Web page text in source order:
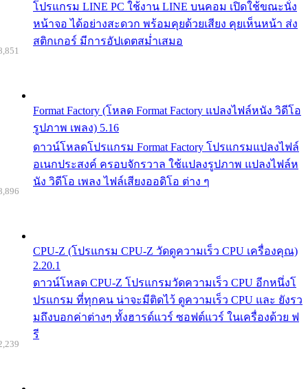
โปรแกรม LINE PC ใช้งาน LINE บนคอม เปิดใช้ขณะนั่ง
หน้าจอ ได้อย่างสะดวก พร้อมคุยด้วยเสียง คุยเห็นหน้า ส่ง
สติกเกอร์ มีการอัปเดตสม่ำเสมอ
Format Factory (โหลด Format Factory แปลงไฟล์หนัง วิดีโอ
รูปภาพ เพลง) 5.16
ดาวน์โหลดโปรแกรม Format Factory โปรแกรมแปลงไฟล์
อเนกประสงค์ ครอบจักรวาล ใช้แปลงรูปภาพ แปลงไฟล์ห
นัง วิดีโอ เพลง ไฟล์เสียงออดิโอ ต่าง ๆ
CPU-Z (โปรแกรม CPU-Z วัดดูความเร็ว CPU เครื่องคุณ)
2.20.1
ดาวน์โหลด CPU-Z โปรแกรมวัดความเร็ว CPU อีกหนึ่งโ
ปรแกรม ที่ทุกคน น่าจะมีติดไว้ ดูความเร็ว CPU และ ยังรว
มถึงบอกค่าต่างๆ ทั้งฮารด์แวร์ ซอฟต์แวร์ ในเครื่องด้วย ฟ
รี